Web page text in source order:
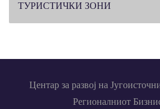
ТУРИСТИЧКИ ЗОНИ
Центар за развој на
Регионалниот